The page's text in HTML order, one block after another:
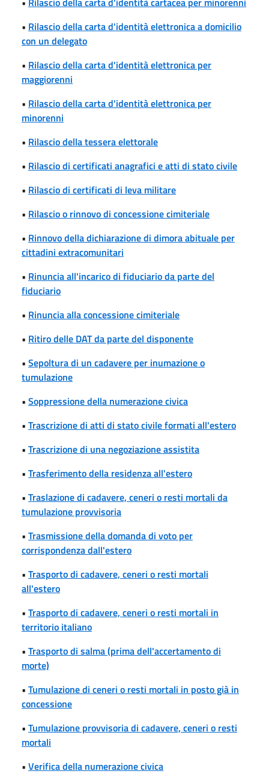
• Rilascio della carta d'identità elettronica a domicilio
con un delegato
• Rilascio della carta d'identità elettronica per
maggiorenni
• Rilascio della carta d'identità elettronica per
minorenni
• Rilascio della tessera elettorale
• Rilascio di certificati anagrafici e atti di stato civile
• Rilascio di certificati di leva militare
• Rilascio o rinnovo di concessione cimiteriale
• Rinnovo della dichiarazione di dimora abituale per
cittadini extracomunitari
• Rinuncia all'incarico di fiduciario da parte del
fiduciario
• Rinuncia alla concessione cimiteriale
• Ritiro delle DAT da parte del disponente
• Sepoltura di un cadavere per inumazione o
tumulazione
• Soppressione della numerazione civica
• Trascrizione di atti di stato civile formati all'estero
• Trascrizione di una negoziazione assistita
• Trasferimento della residenza all'estero
• Traslazione di cadavere, ceneri o resti mortali da
tumulazione provvisoria
• Trasmissione della domanda di voto per
corrispondenza dall'estero
• Trasporto di cadavere, ceneri o resti mortali
all'estero
• Trasporto di cadavere, ceneri o resti mortali in
territorio italiano
• Trasporto di salma (prima dell'accertamento di
morte)
• Tumulazione di ceneri o resti mortali in posto già in
concessione
• Tumulazione provvisoria di cadavere, ceneri o resti
mortali
• Verifica della numerazione civica